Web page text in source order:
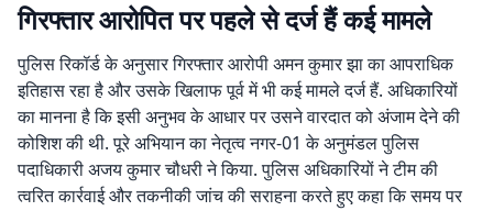
गिरफ्तार आरोपित पर पहले से दर्ज हैं कई मामले
पुलिस रिकॉर्ड के अनुसार गिरफ्तार आरोपी अमन कुमार झा का आपराधिक
इतिहास रहा है और उसके खिलाफ पूर्व में भी कई मामले दर्ज हैं. अधिकारियों
का मानना है कि इसी अनुभव के आधार पर उसने वारदात को अंजाम देने की
कोशिश की थी. पूरे अभियान का नेतृत्व नगर-01 के अनुमंडल पुलिस
पदाधिकारी अजय कुमार चौधरी ने किया. पुलिस अधिकारियों ने टीम की
त्वरित कार्रवाई और तकनीकी जांच की सराहना करते हुए कहा कि समय पर